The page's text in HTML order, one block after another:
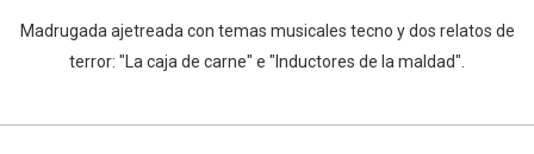
Madrugada ajetreada con temas musicales tecno y dos relatos de
terror: "La caja de carne" e "Inductores de la maldad".